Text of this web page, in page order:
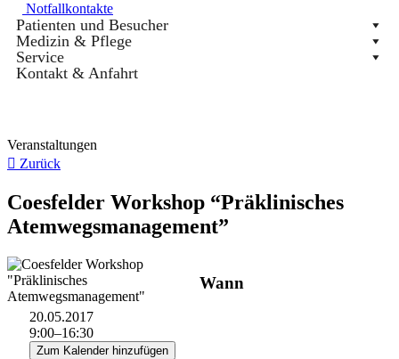
Notfallkontakte
Patienten und Besucher
Medizin & Pflege
Service
Kontakt & Anfahrt
Veranstaltungen
Zurück
Coesfelder Workshop “Präklinisches
Atemwegsmanagement”
Wann
20.05.2017
9:00–16:30
Zum Kalender hinzufügen